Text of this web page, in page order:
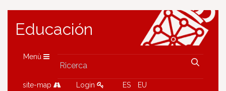
Educación
Menù
site-map Login ES EU